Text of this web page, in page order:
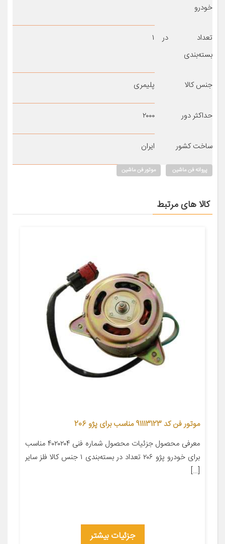
خودرو
تعداد در
بسته‌بندی
۱
جنس کالا پلیمری
حداکثر دور ۲۰۰۰
ساخت کشور ایران
پروانه فن ماشین موتور فن ماشین
کالا های مرتبط
موتور فن کد 91113123 مناسب برای پژو 206
معرفی محصول جزئیات محصول شماره فنی ۴۰۲۰۲۰۴ مناسب
برای خودرو پژو ۲۰۶ تعداد در بسته‌بندی ۱ جنس کالا فلز سایر
[…]
جزئیات بیشتر